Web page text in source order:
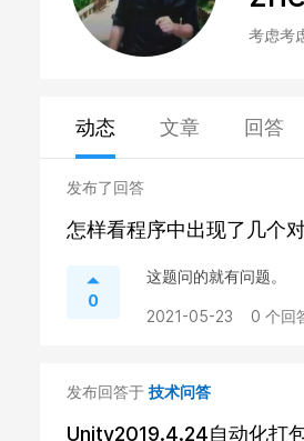
考虑考
动态 文章 回答
发布了回答
怎样看程序中出现了几个
0
这题问的就有问题。
2021-05-23 0 个回
发布回答于 技术问答
Unity2019.4.24自动化打